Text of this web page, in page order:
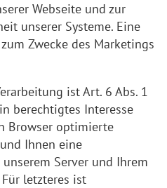
Webseite und zur
unserer Systeme. Eine
Zwecke des Marketings
ist Art. 6 Abs. 1
berechtigtes Interesse
Browser optimierte
Ihnen eine
Server und Ihrem
letzteres ist